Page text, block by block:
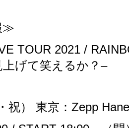
≫
TOUR 2021 /
げて笑えるか？ –
祝） 東京： Zepp